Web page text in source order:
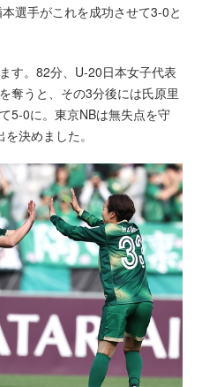
選手がこれを成功させて3-0と
す。82分、U-20日本女子代表
奪うと、その3分後には氏原里
5-0に。東京NBは無失点を守
決めました。